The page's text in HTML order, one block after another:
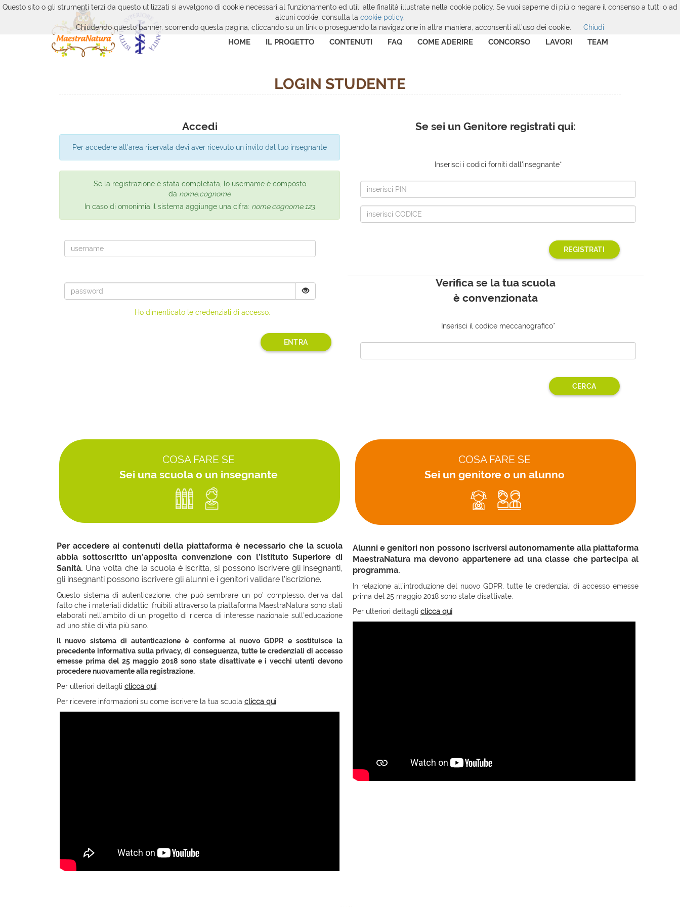
HOME IL PROGETTO CONTENUTI FAQ COME ADERIRE CONCORSO LAVORI TEAM
LOGIN STUDENTE
Accedi
Per accedere all'area riservata devi aver ricevuto un invito dal tuo insegnante
Se la registrazione è stata completata, lo username è composto
da nome.cognome
In caso di omonimia il sistema aggiunge una cifra: nome.cognome.123
Ho dimenticato le credenziali di accesso.
Se sei un Genitore registrati qui:
Inserisci i codici forniti dall'insegnante*
Verifica se la tua scuola
è convenzionata
Inserisci il codice meccanografico*
COSA FARE SE
Sei una scuola o un insegnante
Per accedere ai contenuti della piattaforma è necessario che la scuola
abbia sottoscritto un’apposita convenzione con l’Istituto Superiore di
Sanità. Una volta che la scuola è iscritta, si possono iscrivere gli insegnanti,
gli insegnanti possono iscrivere gli alunni e i genitori validare l’iscrizione.
Questo sistema di autenticazione, che può sembrare un po’ complesso, deriva dal
fatto che i materiali didattici fruibili attraverso la piattaforma MaestraNatura sono stati
elaborati nell’ambito di un progetto di ricerca di interesse nazionale sull’educazione
ad uno stile di vita più sano.
Il nuovo sistema di autenticazione è conforme al nuovo GDPR e sostituisce la
precedente informativa sulla privacy, di conseguenza, tutte le credenziali di accesso
emesse prima del 25 maggio 2018 sono state disattivate e i vecchi utenti devono
procedere nuovamente alla registrazione.
Per ulteriori dettagli clicca qui.
Per ricevere informazioni su come iscrivere la tua scuola clicca qui
COSA FARE SE
Sei un genitore o un alunno
Alunni e genitori non possono iscriversi autonomamente alla piattaforma
MaestraNatura ma devono appartenere ad una classe che partecipa al
programma.
In relazione all’introduzione del nuovo GDPR, tutte le credenziali di accesso emesse
prima del 25 maggio 2018 sono state disattivate.
Per ulteriori dettagli clicca qui
Questo sito o gli strumenti terzi da questo utilizzati si avvalgono di cookie necessari al funzionamento ed utili alle finalità illustrate nella cookie policy. Se vuoi saperne di più o negare il consenso a tutti o ad
alcuni cookie, consulta la cookie policy
Chiudendo questo banner, scorrendo questa pagina, cliccando su un link o proseguendo la navigazione in altra maniera, acconsenti all’uso dei cookie.
Chiudi